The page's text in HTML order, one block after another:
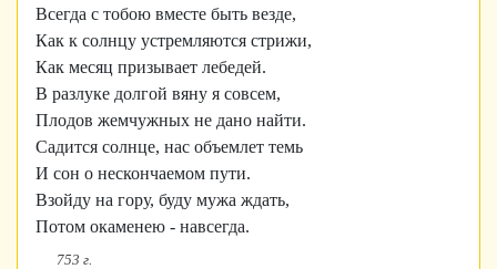
Всегда с тобою вместе быть везде,
Как к солнцу устремляются стрижи,
Как месяц призывает лебедей.
В разлуке долгой вяну я совсем,
Плодов жемчужных не дано найти.
Садится солнце, нас объемлет темь
И сон о нескончаемом пути.
Взойду на гору, буду мужа ждать,
Потом окаменею - навсегда.
753 г.